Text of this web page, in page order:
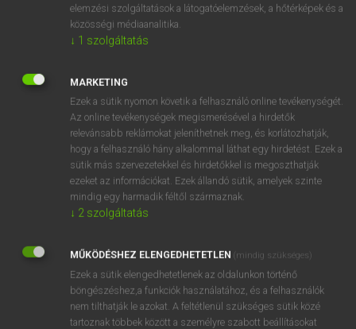
OOOOPS!
SZOTAR.NET APPLIKÁCIÓ
MICROSOFT OFFICE BŐVÍTMÉNY
BEÉPÜLŐ SZÓTÁRMODUL
ONLINE NYELVVIZSGA
EGYÉNI FELHASZNÁLÓKNAK
TANULÓKNAK
OKTATÁSI INTÉZMÉNYEKNEK
VÁLLALATI MEGOLDÁSOK
elemzési szolgáltatások a látogatóelemzések, a hőtérképek és a
közösségi médiaanalitika.
↓ 1 szolgáltatás
MARKETING
Ezek a sütik nyomon követik a felhasználó online tevékenységét.
Az online tevékenységek megismerésével a hirdetők
relevánsabb reklámokat jeleníthetnek meg, és korlátozhatják,
hogy a felhasználó hány alkalommal láthat egy hirdetést. Ezek a
sütik más szervezetekkel és hirdetőkkel is megoszthatják
ezeket az információkat. Ezek állandó sütik, amelyek szinte
mindig egy harmadik féltől származnak.
↓ 2 szolgáltatás
MŰKÖDÉSHEZ ELENGEDHETETLEN (mindig szükséges)
Ezek a sütik elengedhetetlenek az oldalunkon történő
böngészéshez,a funkciók használatához, és a felhasználók
nem tilthatják le azokat. A feltétlenül szükséges sütik közé
tartoznak többek között a személyre szabott beállításokat